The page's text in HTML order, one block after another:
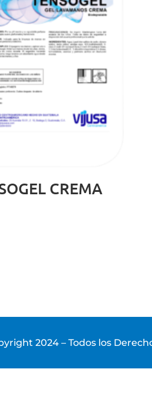
CREMA
2024 – Todos los